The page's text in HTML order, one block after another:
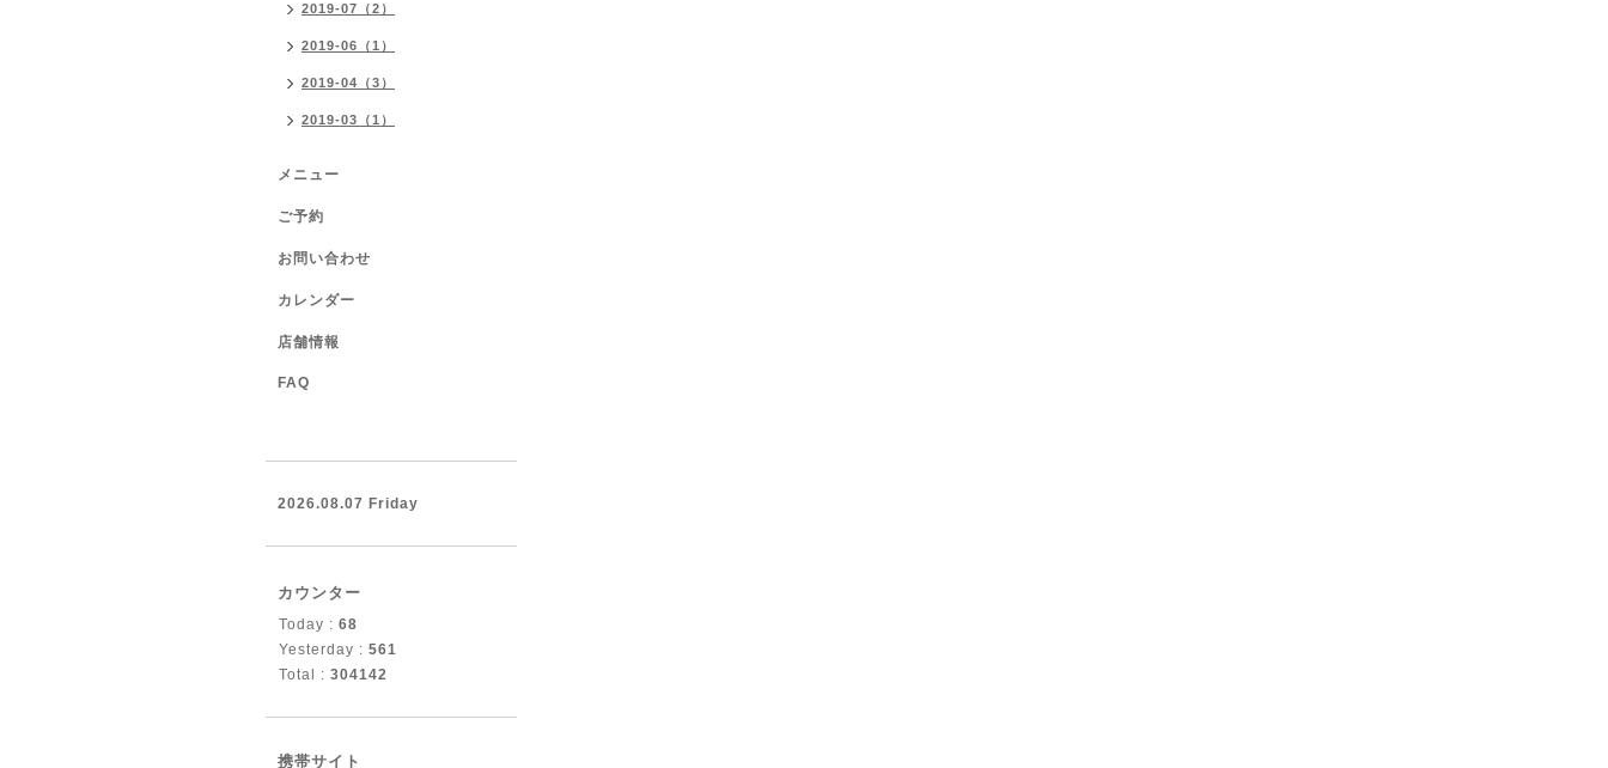
2019-07（2）
2019-06（1）
2019-04（3）
2019-03（1）
メニュー
ご予約
お問い合わせ
カレンダー
店舗情報
FAQ
2026.08.07 Friday
カウンター
Today : 68
Yesterday : 561
Total : 304142
携帯サイト